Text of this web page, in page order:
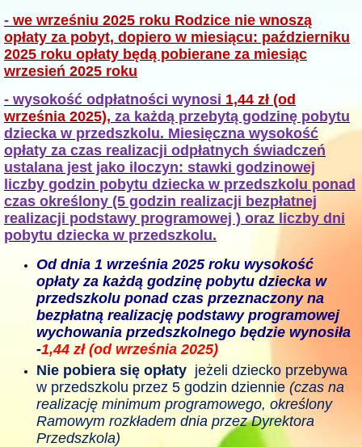
- we wrześniu 2025 roku Rodzice nie wnoszą
opłaty za pobyt, dopiero w miesiącu: październiku
2025 roku opłaty będą pobierane za miesiąc
wrzesień 2025 roku
- wysokość odpłatności wynosi 1,44 zł (od
września 2025), za każdą przebytą godzinę pobytu
dziecka w przedszkolu. Miesięczna wysokość
opłaty za czas realizacji odpłatnych świadczeń
ustalana jest jako iloczyn: stawki godzinowej
liczby godzin pobytu dziecka w przedszkolu ponad
czas określony (5 godzin realizacji bezpłatnej
realizacji podstawy programowej ) oraz liczby dni
pobytu dziecka w przedszkolu.
Od dnia 1 września 2025 roku wysokość
opłaty za każdą godzinę pobytu dziecka w
przedszkolu ponad czas przeznaczony na
bezpłatną realizację podstawy programowej
wychowania przedszkolnego będzie wynosiła
-1,44 zł (od września 2025)
Nie pobiera się opłaty jeżeli dziecko przebywa
w przedszkolu przez 5 godzin dziennie (czas na
realizację minimum programowego, określony
Ramowym rozkładem dnia przez Dyrektora
Przedszkola)